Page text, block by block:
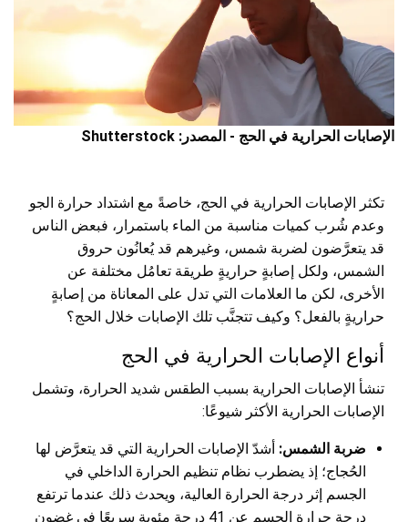
الإصابات الحرارية في الحج - المصدر: Shutterstock
تكثر الإصابات الحرارية في الحج، خاصةً مع اشتداد حرارة الجو
وعدم شُرب كميات مناسبة من الماء باستمرار، فبعض الناس
قد يتعرَّضون لضربة شمس، وغيرهم قد يُعانُون حروق
الشمس، ولكل إصابةٍ حراريةٍ طريقة تعامُل مختلفة عن
الأخرى، لكن ما العلامات التي تدل على المعاناة من إصابةٍ
حراريةٍ بالفعل؟ وكيف تتجنَّب تلك الإصابات خلال الحج؟
أنواع الإصابات الحرارية في الحج
تنشأ الإصابات الحرارية بسبب الطقس شديد الحرارة، وتشمل
الإصابات الحرارية الأكثر شيوعًا:
ضربة الشمس: أشدّ الإصابات الحرارية التي قد يتعرَّض لها
الحُجاج؛ إذ يضطرب نظام تنظيم الحرارة الداخلي في
الجسم إثر درجة الحرارة العالية، ويحدث ذلك عندما ترتفع
درجة حرارة الجسم عن 41 درجة مئوية سريعًا في غضون